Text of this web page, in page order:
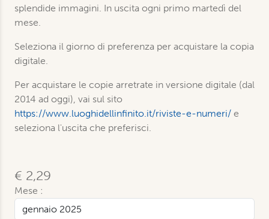
splendide immagini. In uscita ogni primo martedì del
mese.
Seleziona il giorno di preferenza per acquistare la copia
digitale.
Per acquistare le copie arretrate in versione digitale (dal
2014 ad oggi), vai sul sito
https://www.luoghidellinfinito.it/riviste-e-numeri/ e
seleziona l'uscita che preferisci.
€ 2,29
Mese :